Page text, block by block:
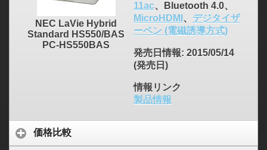
NEC LaVie Hybrid
Standard HS550/BAS
PC-HS550BAS
11ac、Bluetooth 4.0、
MicroHDMI 、 デジタイザ
ーペン (電磁誘導方式)
発売日情報: 2015/05/14
(発売日)
情報リンク
製品情報
価格比較